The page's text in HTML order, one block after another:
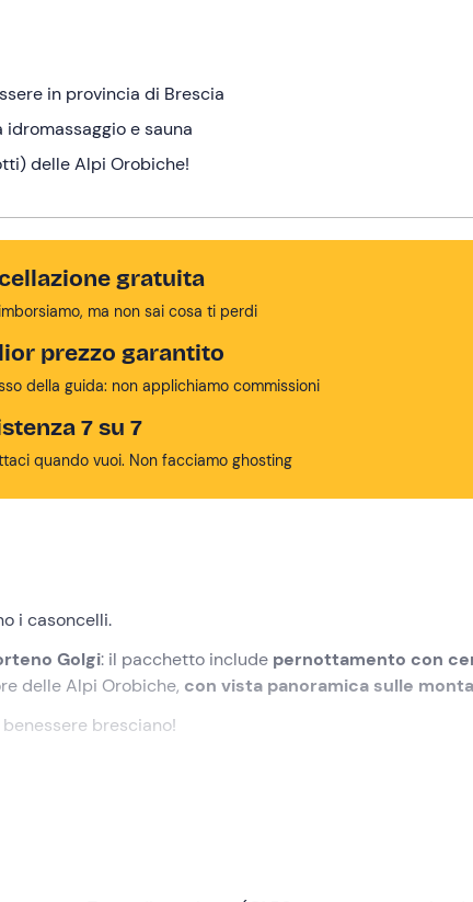
in provincia di Brescia
e sauna
delle Alpi Orobiche!
gratuita
ma non sai cosa ti perdi
prezzo garantito
della guida: non applichiamo commissioni
7 su 7
quando vuoi. Non facciamo ghosting
i casoncelli.
Golgi: il pacchetto include pernottamento con
delle Alpi Orobiche, con vista panoramica sulle
bresciano!